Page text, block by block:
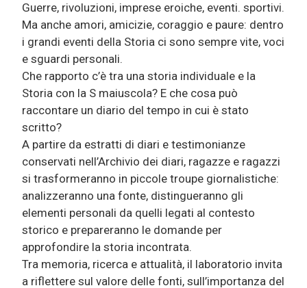
Guerre, rivoluzioni, imprese eroiche, eventi. sportivi.
Ma anche amori, amicizie, coraggio e paure: dentro
i grandi eventi della Storia ci sono sempre vite, voci
e sguardi personali.
Che rapporto c’è tra una storia individuale e la
Storia con la S maiuscola? E che cosa può
raccontare un diario del tempo in cui è stato
scritto?
A partire da estratti di diari e testimonianze
conservati nell’Archivio dei diari, ragazze e ragazzi
si trasformeranno in piccole troupe giornalistiche:
analizzeranno una fonte, distingueranno gli
elementi personali da quelli legati al contesto
storico e prepareranno le domande per
approfondire la storia incontrata.
Tra memoria, ricerca e attualità, il laboratorio invita
a riflettere sul valore delle fonti, sull’importanza del